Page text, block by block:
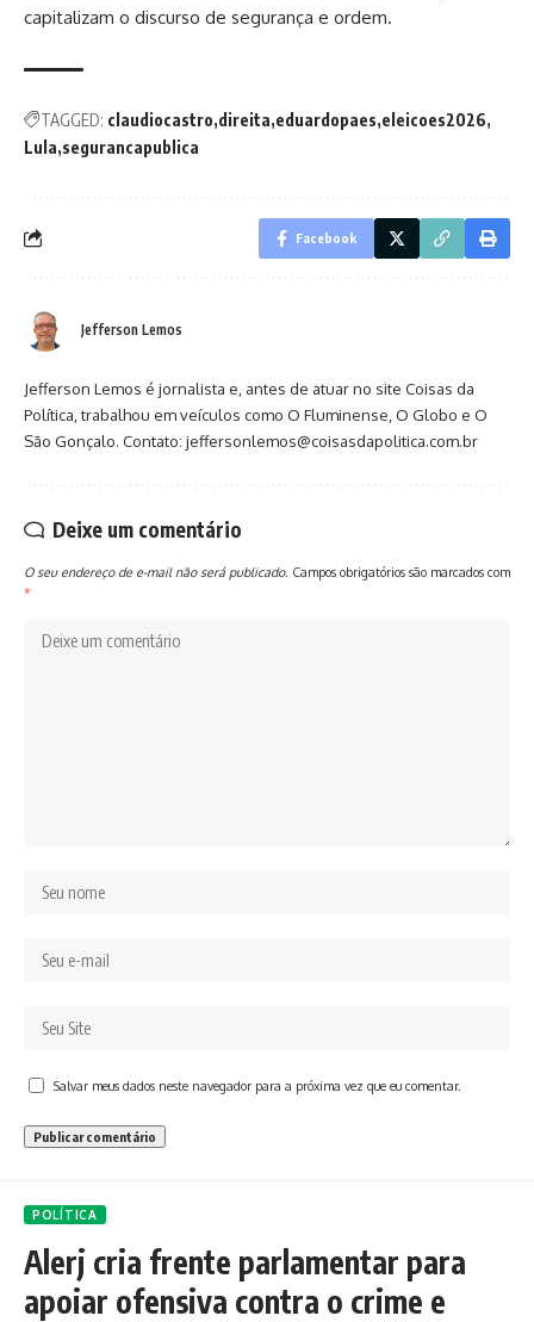
capitalizam o discurso de segurança e ordem.
TAGGED: claudiocastro direita eduardopaes eleicoes2026
Lula segurancapublica
Facebook
Jefferson Lemos
Jefferson Lemos é jornalista e, antes de atuar no site Coisas da
Política, trabalhou em veículos como O Fluminense, O Globo e O
São Gonçalo. Contato: jeffersonlemos@coisasdapolitica.com.br
Deixe um comentário
O seu endereço de e-mail não será publicado. Campos obrigatórios são marcados com
*
Salvar meus dados neste navegador para a próxima vez que eu comentar.
POLÍTICA
Alerj cria frente parlamentar para
apoiar ofensiva contra o crime e